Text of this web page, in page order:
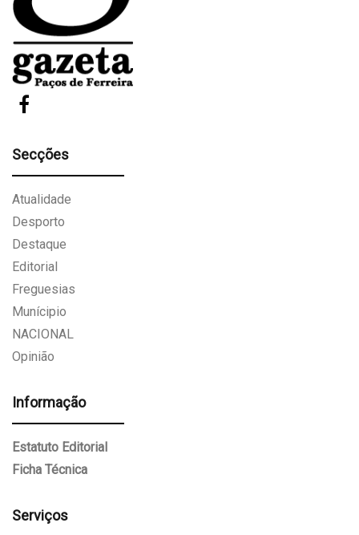
Secções
Atualidade
Desporto
Destaque
Editorial
Freguesias
Munícipio
NACIONAL
Opinião
Informação
Estatuto Editorial
Ficha Técnica
Serviços